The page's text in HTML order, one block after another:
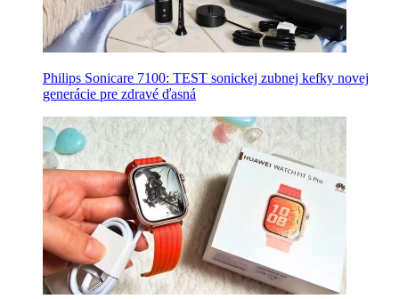
Philips Sonicare 7100: TEST sonickej zubnej kefky novej
generácie pre zdravé ďasná